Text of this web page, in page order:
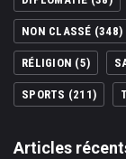
NON CLASSÉ (348)
RÉLIGION (5)
SPORTS (211)
Articles